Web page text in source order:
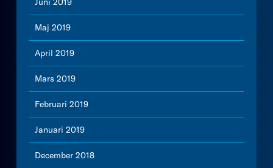
Maj 2019
April 2019
Mars 2019
Februari 2019
Januari 2019
December 2018